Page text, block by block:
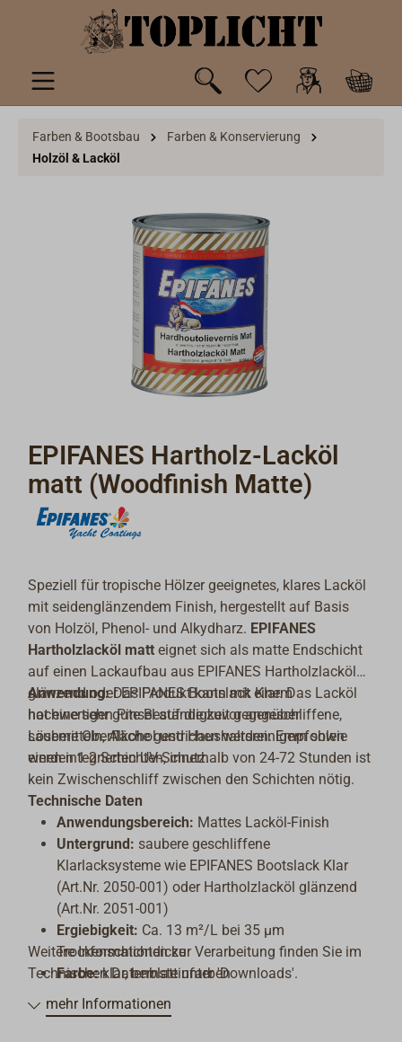
springen
Farben & Bootsbau
Farben & Konservierung
Holzöl & Lacköl
EPIFANES Hartholz-Lacköl
matt (Woodfinish Matte)
Speziell für tropische Hölzer geeignetes, klares Lacköl
mit seidenglänzendem Finish, hergestellt auf Basis
von Holzöl, Phenol- und Alkydharz. EPIFANES
Hartholzlacköl matt eignet sich als matte Endschicht
auf einen Lackaufbau aus EPIFANES Hartholzlacköl
glänzend oder EPIFANES Bootslack Klar. Das Lacköl
hat eine sehr gute Beständigkeit gegenüber
Lösemitteln, Alkohol und Haushaltsreinigern sowie
einen integrierten UV-Schutz.
Anwendung:Das Produkt kann mit einem
hochwertigen Pinsel auf die zuvor angeschliffene,
saubere Oberfläche gestrichen werden. Empfohlen
werden 1-2 Schichten, innerhalb von 24-72 Stunden ist
kein Zwischenschliff zwischen den Schichten nötig.
Technische Daten
Anwendungsbereich: Mattes Lacköl-Finish
Untergrund: saubere geschliffene
Klarlacksysteme wie EPIFANES Bootslack Klar
(Art.Nr. 2050-001) oder Hartholzlacköl glänzend
(Art.Nr. 2051-001)
Ergiebigkeit: Ca. 13 m²/L bei 35 µm
Trockenschichtdicke
Farbe:klar, bernsteinfarben
Verdünnung:
(Art.Nr. 2059-001), Spritze: Epifanes 1-K
Weitere Informationen zur Verarbeitung finden Sie im
Technischen Datenblatt unter 'Downloads'.
mehr Informationen